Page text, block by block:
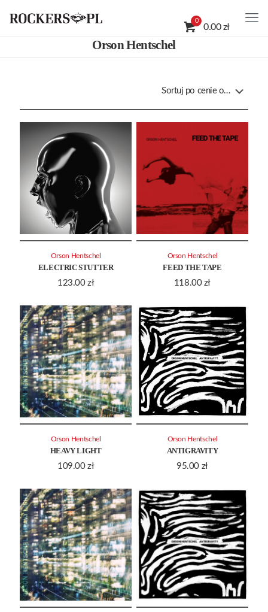
0
0.00 zł
Orson Hentschel
ELECTRIC STUTTER
123.00 zł
Orson Hentschel
FEED THE TAPE
118.00 zł
Orson Hentschel
HEAVY LIGHT
109.00 zł
Orson Hentschel
ANTIGRAVITY
95.00 zł
Orson Hentschel